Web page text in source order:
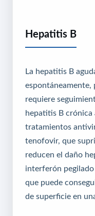
Hepatitis B
La hepatitis B
espontáneamente,
requiere
hepatitis B crónica
tratamientos
tenofovir, que
reducen el daño
interferón
que puede
de superficie en